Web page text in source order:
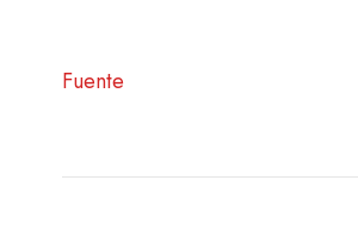
Fuente